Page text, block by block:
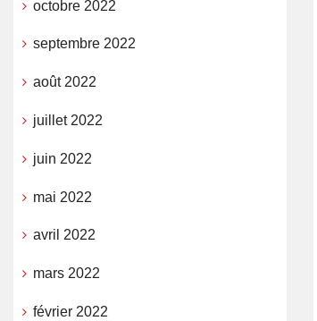
octobre 2022
septembre 2022
août 2022
juillet 2022
juin 2022
mai 2022
avril 2022
mars 2022
février 2022